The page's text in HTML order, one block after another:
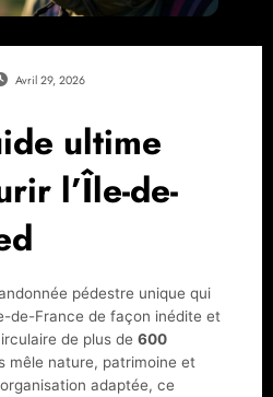
Avril 29, 2026
ultime
l’Île-de-
pédestre unique qui
de-France de façon inédite et
de plus de 600
mêle nature, patrimoine et
adaptée, ce